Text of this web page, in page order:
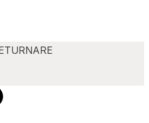
pentru a personaliza conținutul și
despre modul în care utilizezi
informații cu alte date primite de la tine